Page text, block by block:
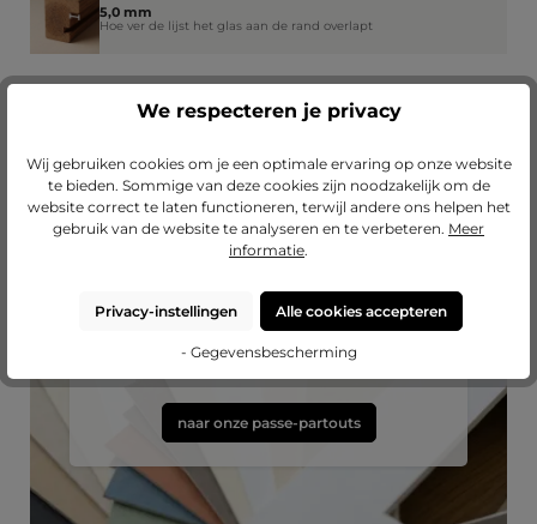
5,0 mm
Hoe ver de lijst het glas aan de rand overlapt
Passend passe-partout?
partout van Mijnlievelingslijst.
naar onze passe-partouts
We respecteren je privacy
Wij gebruiken cookies om je een optimale ervaring op onze website
te bieden. Sommige van deze cookies zijn noodzakelijk om de
website correct te laten functioneren, terwijl andere ons helpen het
gebruik van de website te analyseren en te verbeteren. Meer
informatie.
Privacy-instellingen Alle cookies accepteren
- Gegevensbescherming